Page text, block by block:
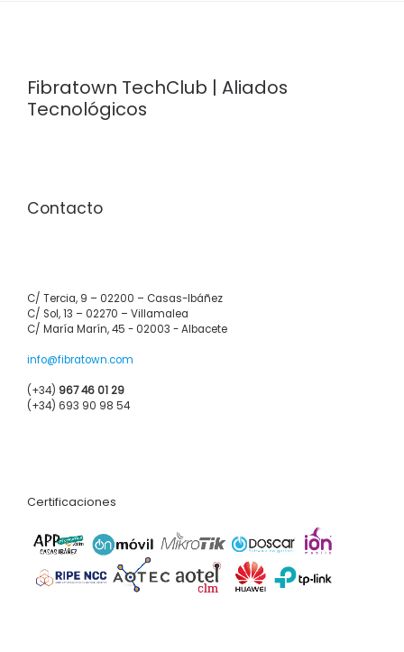
Fibratown TechClub | Aliados
Tecnológicos
Contacto
C/ Tercia, 9 – 02200 – Casas-Ibáñez
C/ Sol, 13 – 02270 – Villamalea
C/ María Marín, 45 - 02003 - Albacete
info@fibratown.com
(+34) 967 46 01 29
(+34) 693 90 98 54
Certificaciones